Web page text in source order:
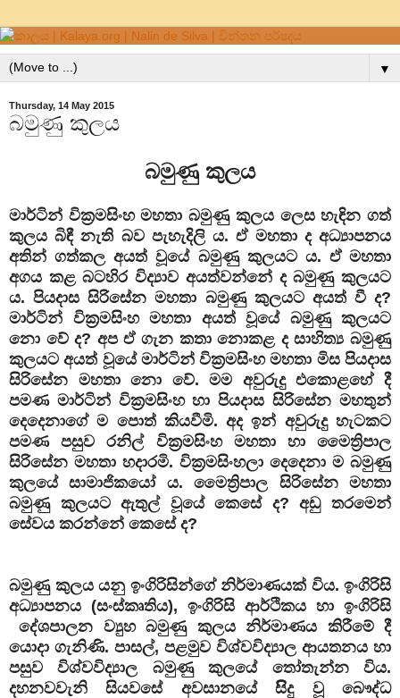
▼
Thursday, 14 May 2015
බමුණු කුලය
බමුණු කුලය
මාර්ටින් වික්‍රමසිංහ මහතා බමුණු කුලය ලෙස හැඳින ගත්
කුලය බිඳී නැති බව පැහැදිලි ය. ඒ මහතා ද අධ්‍යාපනය
අතින් ගත්කල අයත් වූයේ බමුණු කුලයට ය. ඒ මහතා
අගය කළ බටහිර විද්‍යාව අයත්වන්නේ ද බමුණු කුලයට
ය. පියදාස සිරිසේන මහතා බමුණු කුලයට අයත් වී ද?
මාර්ටින් වික්‍රමසිංහ මහතා අයත් වූයේ බමුණු කුලයට
නො වේ ද? අප ඒ ගැන කතා නොකළ ද සාහිත්‍ය බමුණු
කුලයට අයත් වූයේ මාර්ටින් වික්‍රමසිංහ මහතා මිස පියදාස
සිරිසේන මහතා නො වේ. මම අවුරුදු එකොළහේ දී
පමණ මාර්ටින් වික්‍රමසිංහ හා පියදාස සිරිසේන මහතුන්
දෙදෙනාගේ ම පොත් කියවීමි. අද ඉන් අවුරුදු හැටකට
පමණ පසුව රනිල් වික්‍රමසිංහ මහතා හා මෛත්‍රිපාල
සිරිසේන මහතා හදාරමි. වික්‍රමසිංහලා දෙදෙනා ම බමුණු
කුලයේ සාමාජිකයෝ ය. මෛත්‍රිපාල සිරිසේන මහතා
බමුණු කුලයට ඇතුල් වූයේ කෙසේ ද? අඩු තරමෙන්
සේවය කරන්නේ කෙසේ ද?
බමුණු කුලය යනු ඉංගිරිසින්ගේ නිර්මාණයක් විය. ඉංගිරිසි
අධ්‍යාපනය (සංස්කෘතිය), ඉංගිරිසි ආර්ථිකය හා ඉංගිරිසි
දේශපාලන ව්‍යුහ බමුණු කුලය නිර්මාණය කිරීමේ දී
යොදා ගැනිණි. පාසල්, පළමුව විශ්වවිද්‍යාල ආයතනය හා
පසුව විශ්වවිද්‍යාල බමුණු කුලයේ තෝතැන්න විය.
දහනවවැනි සියවසේ අවසානයේ සිිදු වූ බෞද්ධ